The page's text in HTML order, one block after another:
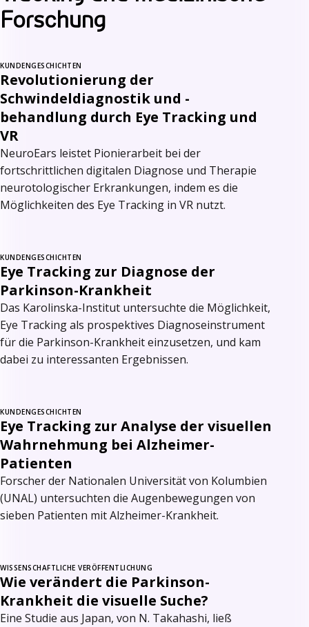
Forschung
KUNDENGESCHICHTEN
Revolutionierung der
Schwindeldiagnostik und -
behandlung durch Eye Tracking und
VR
NeuroEars leistet Pionierarbeit bei der
fortschrittlichen digitalen Diagnose und Therapie
neurotologischer Erkrankungen, indem es die
Möglichkeiten des Eye Tracking in VR nutzt.
KUNDENGESCHICHTEN
Eye Tracking zur Diagnose der
Parkinson-Krankheit
Das Karolinska-Institut untersuchte die Möglichkeit,
Eye Tracking als prospektives Diagnoseinstrument
für die Parkinson-Krankheit einzusetzen, und kam
dabei zu interessanten Ergebnissen.
KUNDENGESCHICHTEN
Eye Tracking zur Analyse der visuellen
Wahrnehmung bei Alzheimer-
Patienten
Forscher der Nationalen Universität von Kolumbien
(UNAL) untersuchten die Augenbewegungen von
sieben Patienten mit Alzheimer-Krankheit.
WISSENSCHAFTLICHE VERÖFFENTLICHUNG
Wie verändert die Parkinson-
Krankheit die visuelle Suche?
Eine Studie aus Japan, von N. Takahashi, ließ